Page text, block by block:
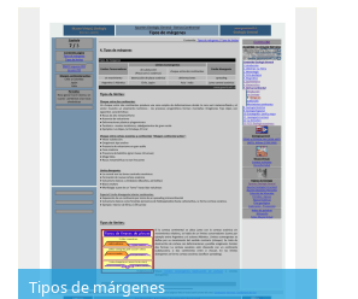
Tipos de márgenes